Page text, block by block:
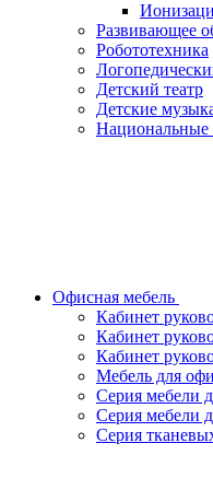
Развивающее
Робототехника
Детский театр
Детские
Национальные
Офисная мебель
Кабинет
Кабинет
Кабинет
Мебель для
Серия мебели
Серия мебели
Серия